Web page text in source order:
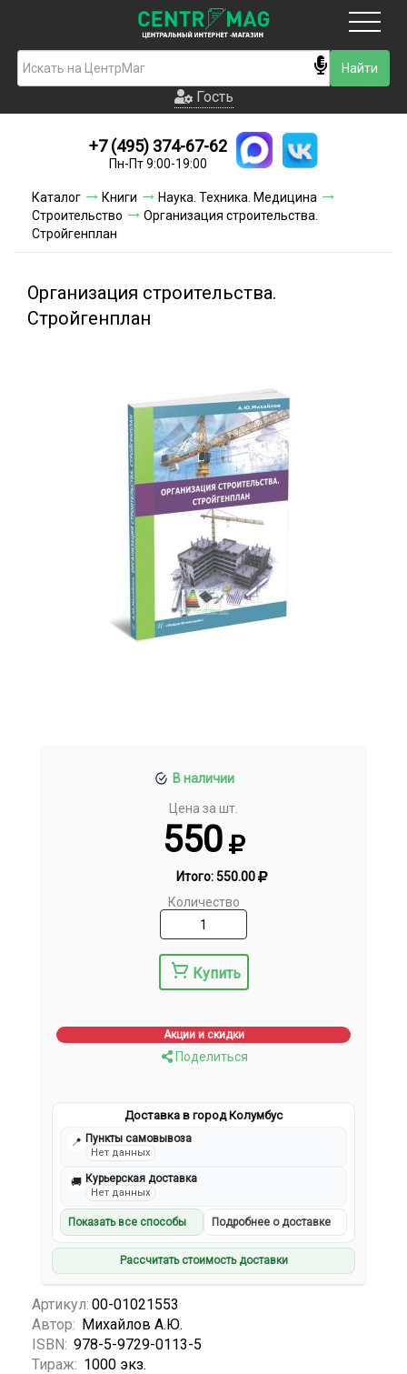
Гость
Новинки
Условия доставки
Гость
+7 (495) 374-67-62
Пн-Пт 9:00-19:00
Каталог Книги
Наука. Техника. Медицина
Строительство
Организация строительства.
Стройгенплан
Организация строительства.
Стройгенплан
В наличии
Цена за шт.
550
Итого:550.00
Количество
Купить
Акции и скидки
Поделиться
Доставка в город Колумбус
📍 Пункты самовывоза
Нет данных
🚚 Курьерская доставка
Нет данных
Показать все способы Подробнее о доставке
Рассчитать стоимость доставки
Артикул: 00-01021553
Автор: Михайлов А.Ю.
ISBN: 978-5-9729-0113-5
Тираж: 1000 экз.